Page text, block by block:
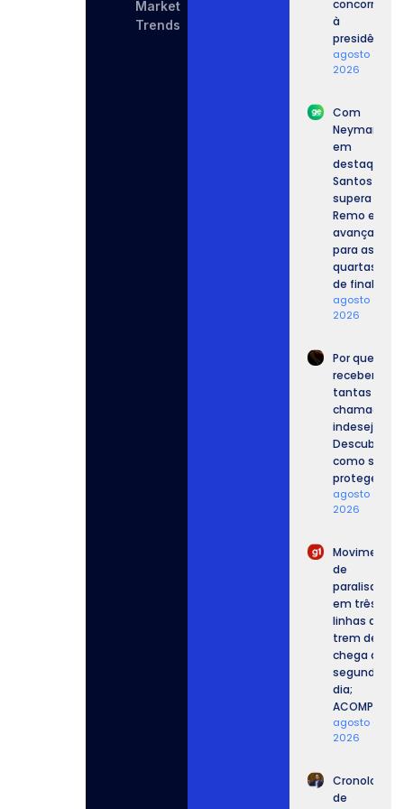
Market
Trends
concorrente
à
presidência.
agosto 7,
2026
Com
Neymar
em
destaque,
Santos
supera o
Remo e
avança
para as
quartas
de final.
agosto 6,
2026
Por que
recebemos
tantas
chamadas
Descubra
como se
proteger.
agosto 6,
2026
Movimento
de
paralisação
em três
linhas de
trem de SP
chega ao
segundo
dia;
ACOMPANHE.
agosto 6,
2026
Cronologia
de